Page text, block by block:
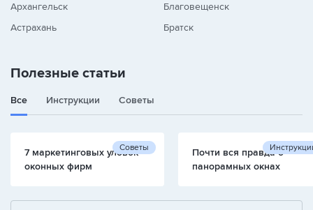
Архангельск
Астрахань
Благовещенск
Братск
Полезные статьи
Все Инструкции Советы
Советы
7 маркетинговых уловок
оконных фирм
Почти вся правда о
панорамных окнах